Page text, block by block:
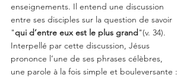
enseignements. Il entend une discussion
entre ses disciples sur la question de savoir
"qui d’entre eux est le plus grand"(v. 34).
Interpellé par cette discussion, Jésus
prononce l’une de ses phrases célèbres,
une parole à la fois simple et bouleversante :